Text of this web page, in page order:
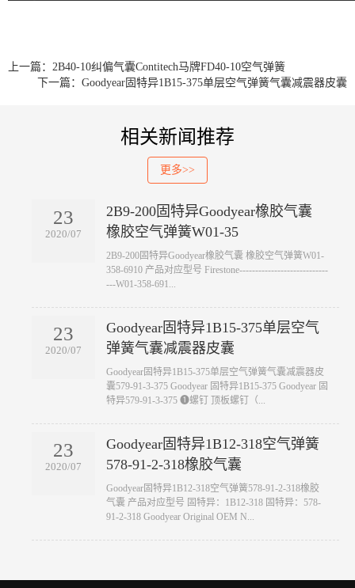
上一篇：2B40-10纠偏气囊Contitech马牌FD40-10空气弹簧
下一篇：Goodyear固特异1B15-375单层空气弹簧气囊减震器皮囊
相关新闻推荐
更多>>
23
2020/07
2B9-200固特异Goodyear橡胶气囊
橡胶空气弹簧W01-35
​2B9-200固特异Goodyear橡胶气囊 橡胶空气弹簧W01-
358-6910 产品对应型号 Firestone----------------------------
---W01-358-691...
23
2020/07
Goodyear固特异1B15-375单层空气
弹簧气囊减震器皮囊
​Goodyear固特异1B15-375单层空气弹簧气囊减震器皮
囊579-91-3-375 Goodyear 固特异1B15-375 Goodyear 固
特异579-91-3-375 ❶螺钉 顶板螺钉（...
23
2020/07
Goodyear固特异1B12-318空气弹簧
578-91-2-318橡胶气囊
​Goodyear固特异1B12-318空气弹簧578-91-2-318橡胶
气囊 产品对应型号 固特异：1B12-318 固特异：578-
91-2-318 Goodyear Original OEM N...